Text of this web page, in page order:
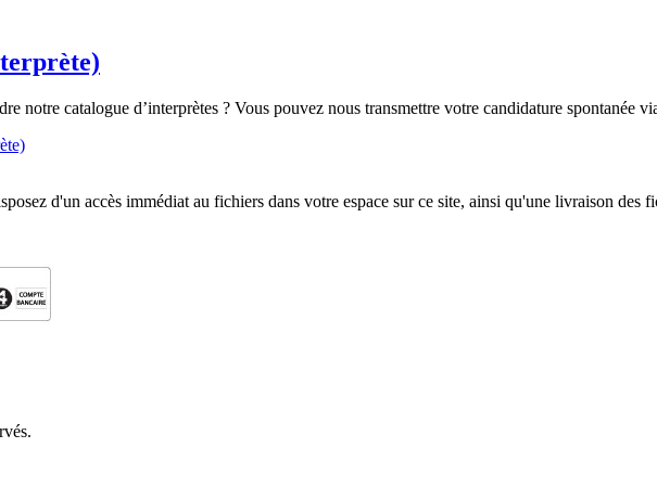
notre catalogue d’interprètes ? Vous pouvez nous transmettre votre candidature spontanée
d'un accès immédiat au fichiers dans votre espace sur ce site, ainsi qu'une livraison des